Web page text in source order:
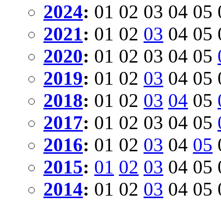
2024: 01 02 03 04 05
2021: 01 02 03 04 05
2020: 01 02 03 04 05
2019: 01 02 03 04 05
2018: 01 02 03 04 05
2017: 01 02 03 04 05
2016: 01 02 03 04 05
2015: 01 02 03 04 05
2014: 01 02 03 04 05